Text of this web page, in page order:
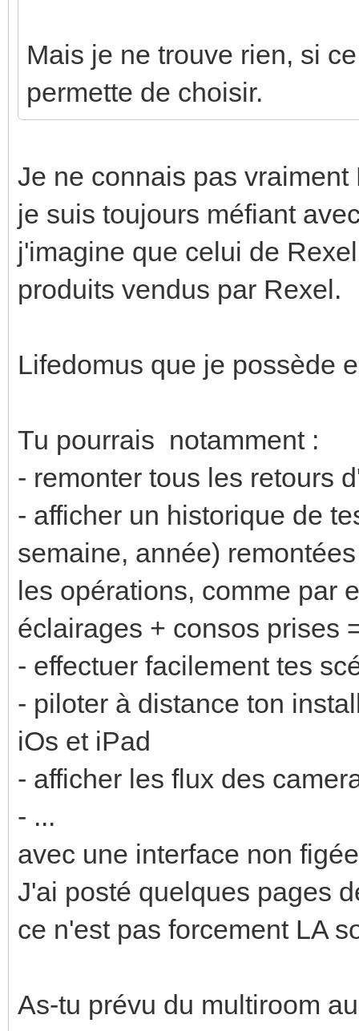
Mais je ne trouve rien, si
permette de choisir.
Je ne connais pas
je suis toujours méfiant
j'imagine que celui de
produits vendus par Rexel.
Lifedomus que je possède
Tu pourrais notamment :
- remonter tous les retours
- afficher un historique de
semaine, année)
les opérations, comme par
éclairages + consos prises
- effectuer facilement tes
- piloter à distance ton
iOs et iPad
- afficher les flux des
- ...
avec une interface non
J'ai posté quelques pages
ce n'est pas forcement LA
As-tu prévu du multiroom